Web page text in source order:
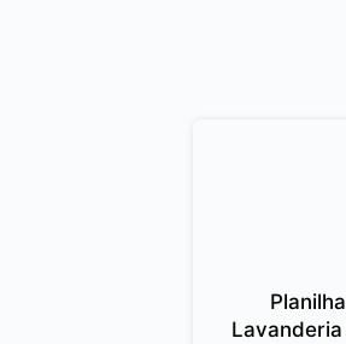
Lavanderia